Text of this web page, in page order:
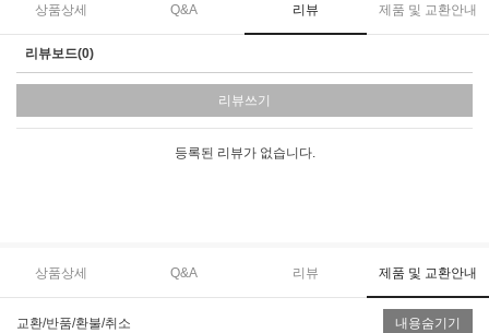
상품상세 Q&A 리뷰 제품 및 교환안내
리뷰보드(0)
리뷰쓰기
등록된 리뷰가 없습니다.
상품상세 Q&A 리뷰 제품 및 교환안내
교환/반품/환불/취소 내용숨기기